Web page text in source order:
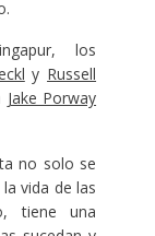
los
y Russell
Jake Porway
no solo se
vida de las
tiene una